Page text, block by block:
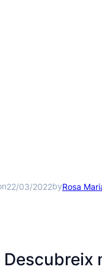
22/03/2022byRosa
Descubreix